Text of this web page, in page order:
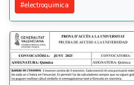
#electroquimica